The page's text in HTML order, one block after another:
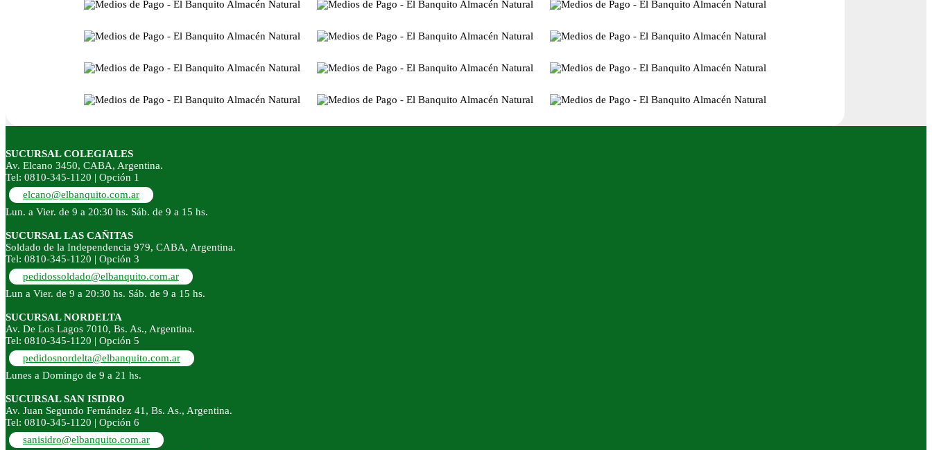
SUCURSAL COLEGIALES
Av. Elcano 3450, CABA, Argentina.
Tel: 0810-345-1120 | Opción 1
elcano@elbanquito.com.ar
Lun. a Vier. de 9 a 20:30 hs. Sáb. de 9 a 15 hs.
SUCURSAL LAS CAÑITAS
Soldado de la Independencia 979, CABA, Argentina.
Tel: 0810-345-1120 | Opción 3
pedidossoldado@elbanquito.com.ar
Lun a Vier. de 9 a 20:30 hs. Sáb. de 9 a 15 hs.
SUCURSAL NORDELTA
Av. De Los Lagos 7010, Bs. As., Argentina.
Tel: 0810-345-1120 | Opción 5
pedidosnordelta@elbanquito.com.ar
Lunes a Domingo de 9 a 21 hs.
SUCURSAL SAN ISIDRO
Av. Juan Segundo Fernández 41, Bs. As., Argentina.
Tel: 0810-345-1120 | Opción 6
sanisidro@elbanquito.com.ar